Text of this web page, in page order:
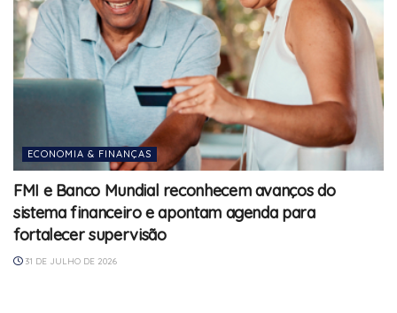
ECONOMIA & FINANÇAS
FMI e Banco Mundial reconhecem avanços do
sistema financeiro e apontam agenda para
fortalecer supervisão
31 DE JULHO DE 2026